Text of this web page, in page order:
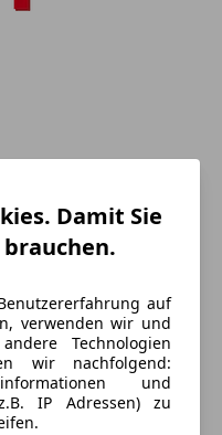
Damit Sie
auf
verwenden wir und
Technologien
wir nachfolgend:
und
IP Adressen) zu